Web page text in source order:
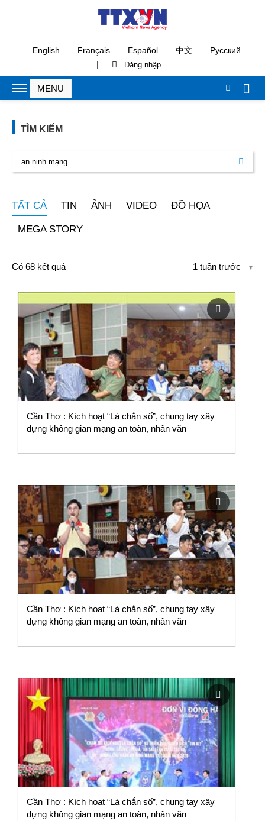
English Français Español 中文 Русский
|
TÌM KIẾM
TẤT CẢ TIN ẢNH VIDEO ĐỒ HỌA
MEGA STORY
Có 68 kết quả 1 tuần trước
Cần Thơ : Kích hoạt “Lá chắn số”, chung tay xây
dựng không gian mạng an toàn, nhân văn
Cần Thơ : Kích hoạt “Lá chắn số”, chung tay xây
dựng không gian mạng an toàn, nhân văn
Cần Thơ : Kích hoạt “Lá chắn số”, chung tay xây
dựng không gian mạng an toàn, nhân văn